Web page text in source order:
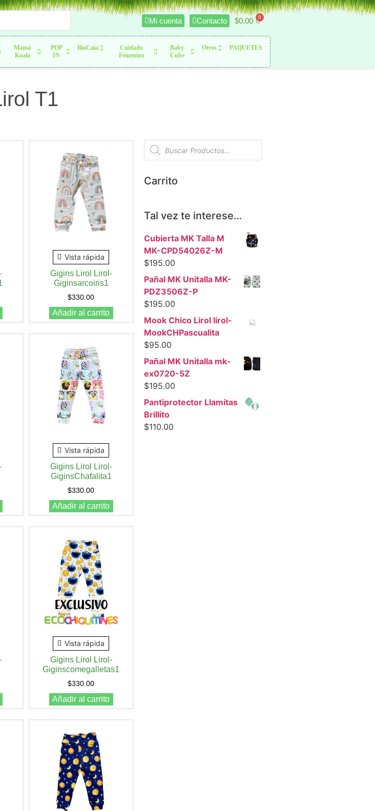
Mi cuenta Contacto $0.00
Mamá
Koala
POP
IN
BioCaia
Cuidado
Femenino
Baby
Cube
Otros PAQUETES
T1
Vista rápida
Gigins Lirol Lirol-
Giginsarcoiris1
$330.00
Añadir al carrito
Vista rápida
Gigins Lirol Lirol-
GiginsChafalita1
$330.00
Añadir al carrito
Vista rápida
Gigins Lirol Lirol-
Giginscomegalletas1
$330.00
Añadir al carrito
Carrito
Tal vez te interese…
Cubierta MK Talla M
MK-CPD54026Z-M
$195.00
Pañal MK Unitalla MK-
PDZ3506Z-P
$195.00
Mook Chico Lirol lirol-
MookCHPascualita
$95.00
Pañal MK Unitalla mk-
ex0720-5Z
$195.00
Pantiprotector Llamitas
Brillito
$110.00